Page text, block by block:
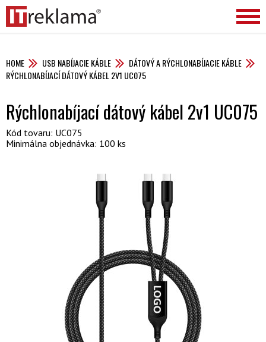
HOME USB NABÍJACIE KÁBLE
DÁTOVÝ A RÝCHLONABÍJACIE KÁBLE
RÝCHLONABÍJACÍ DÁTOVÝ KÁBEL 2V1 UC075
Rýchlonabíjací dátový kábel 2v1 UC075
Kód tovaru: UC075
Minimálna objednávka: 100 ks